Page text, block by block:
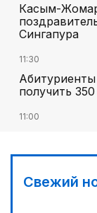
Касым-
Сингапура
11:30
получить
11:00
МЧС
Свежий